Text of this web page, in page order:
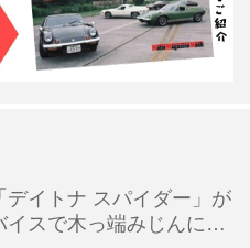
デイトナ スパイダー」が
イスで木っ端みじんにな